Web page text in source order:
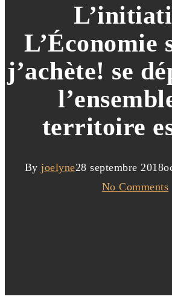
L’Économie
j’achète! se
territoire
By joelyne28 septembre 2018
No Comments